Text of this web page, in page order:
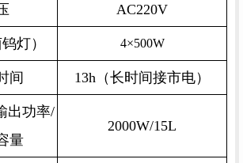
AC220V
灯） 4×500W
间 13h（长时间接市电）
出功率/
量
2000W/15L